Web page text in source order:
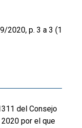
2020, p. 3 a 3 (1
del Consejo
por el que